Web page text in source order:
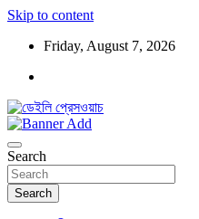
Skip to content
Friday, August 7, 2026
ডেইলি প্রেসওয়াচ
Search
Search